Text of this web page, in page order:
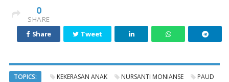
0
SHARE
Share
Tweet
TOPICS: KEKERASAN ANAK NURSANTI MONIANSE PAUD